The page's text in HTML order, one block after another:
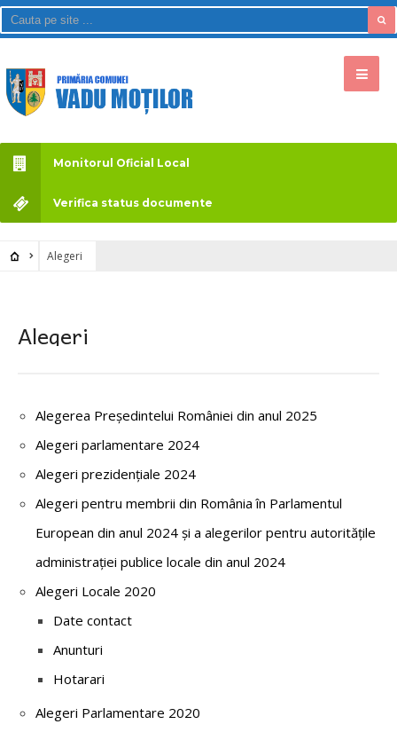
Monitorul Oficial Local
Verifica status documente
Alegeri
Alegeri
Alegerea Președintelui României din anul 2025
Alegeri parlamentare 2024
Alegeri prezidențiale 2024
Alegeri pentru membrii din România în Parlamentul
European din anul 2024 și a alegerilor pentru autoritățile
administrației publice locale din anul 2024
Alegeri Locale 2020
Date contact
Anunturi
Hotarari
Alegeri Parlamentare 2020